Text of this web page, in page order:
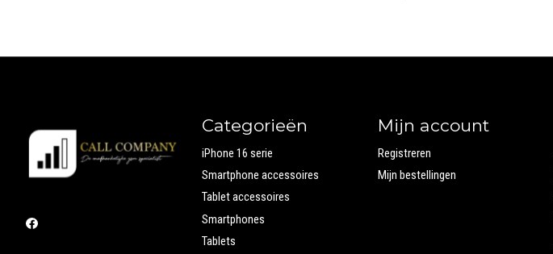
Categorieën
iPhone 16 serie
Smartphone accessoires
Tablet accessoires
Smartphones
Tablets
Mijn account
Registreren
Mijn bestellingen